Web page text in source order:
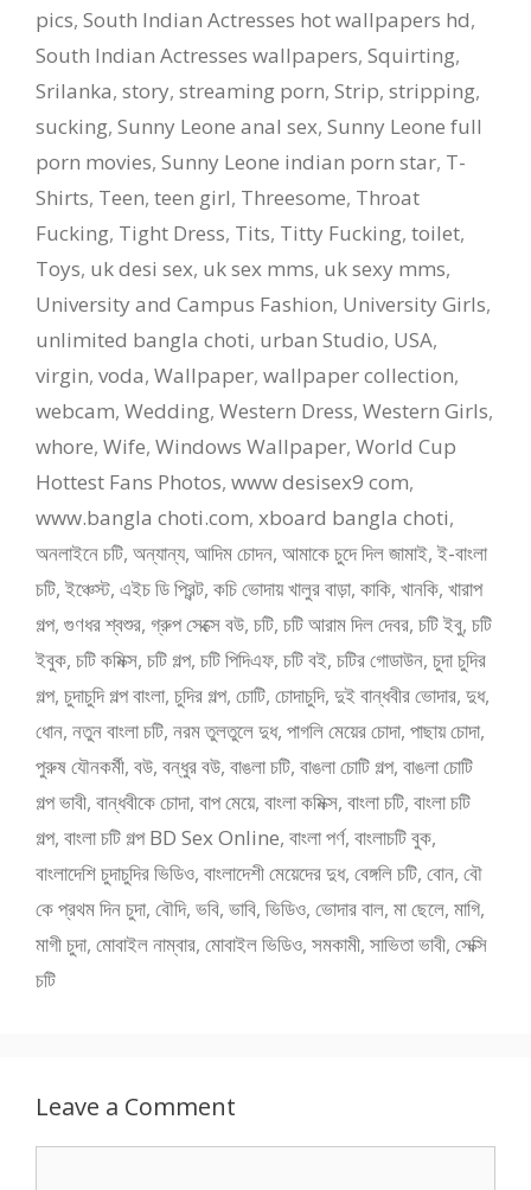
pics, South Indian Actresses hot wallpapers hd,
South Indian Actresses wallpapers, Squirting,
Srilanka, story, streaming porn, Strip, stripping,
sucking, Sunny Leone anal sex, Sunny Leone full
porn movies, Sunny Leone indian porn star, T-
Shirts, Teen, teen girl, Threesome, Throat
Fucking, Tight Dress, Tits, Titty Fucking, toilet,
Toys, uk desi sex, uk sex mms, uk sexy mms,
University and Campus Fashion, University Girls,
unlimited bangla choti, urban Studio, USA,
virgin, voda, Wallpaper, wallpaper collection,
webcam, Wedding, Western Dress, Western Girls,
whore, Wife, Windows Wallpaper, World Cup
Hottest Fans Photos, www desisex9 com,
www.bangla choti.com, xboard bangla choti,
অনলাইনে চটি, অন্যান্য, আদিম চোদন, আমাকে চুদে দিল জামাই,ই-বাংলা
চটি,ইঞ্চেস্ট, এইচ ডি প্রিন্ট, কচি ভোদায় খালুর বাড়া, কাকি, খানকি, খারাপ
গল্প, গুণধর শ্বশুর, গ্রুপ সেক্সে বউ, চটি, চটি আরাম দিল দেবর, চটি ইবু, চটি
ইবুক, চটি কমিক্স, চটি গল্প, চটি পিদিএফ, চটি বই, চটির গোডাউন, চুদা চুদির
গল্প, চুদাচুদি গল্প বাংলা, চুদির গল্প, চোটি, চোদাচুদি, দুই বান্ধবীর ভোদার, দুধ,
ধোন, নতুন বাংলা চটি, নরম তুলতুলে দুধ, পাগলি মেয়ের চোদা, পাছায় চোদা,
পুরুষ যৌনকর্মী, বউ, বন্ধুর বউ, বাঙলা চটি, বাঙলা চোটি গল্প, বাঙলা চোটি
গল্প ভাবী, বান্ধবীকে চোদা, বাপ মেয়ে, বাংলা কমিক্স, বাংলা চটি, বাংলা চটি
গল্প, বাংলা চটি গল্প BD Sex Online, বাংলা পর্ণ, বাংলাচটি বুক,
বাংলাদেশি চুদাচুদির ভিডিও, বাংলাদেশী মেয়েদের দুধ, বেঙ্গলি চটি, বোন, বৌ
কে প্রথম দিন চুদা, বৌদি, ভবি, ভাবি, ভিডিও, ভোদার বাল, মা ছেলে, মাগি,
মাগী চুদা, মোবাইল নাম্বার, মোবাইল ভিডিও, সমকামী, সাভিতা ভাবী, সেক্সি
চটি
Leave a Comment